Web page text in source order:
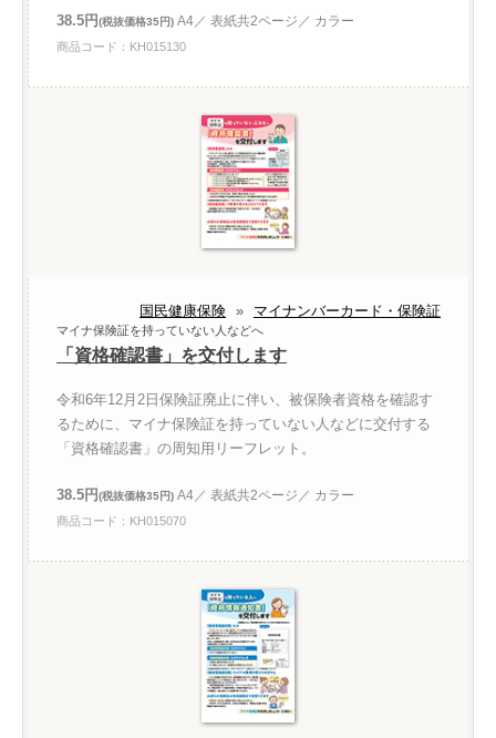
38.5円(税抜価格35円) A4／ 表紙共2ページ／ カラー
商品コード：KH015130
国民健康保険 » マイナンバーカード・保険証
マイナ保険証を持っていない人などへ
「資格確認書」を交付します
令和6年12月2日保険証廃止に伴い、被保険者資格を確認す
るために、マイナ保険証を持っていない人などに交付する
「資格確認書」の周知用リーフレット。
38.5円(税抜価格35円) A4／ 表紙共2ページ／ カラー
商品コード：KH015070